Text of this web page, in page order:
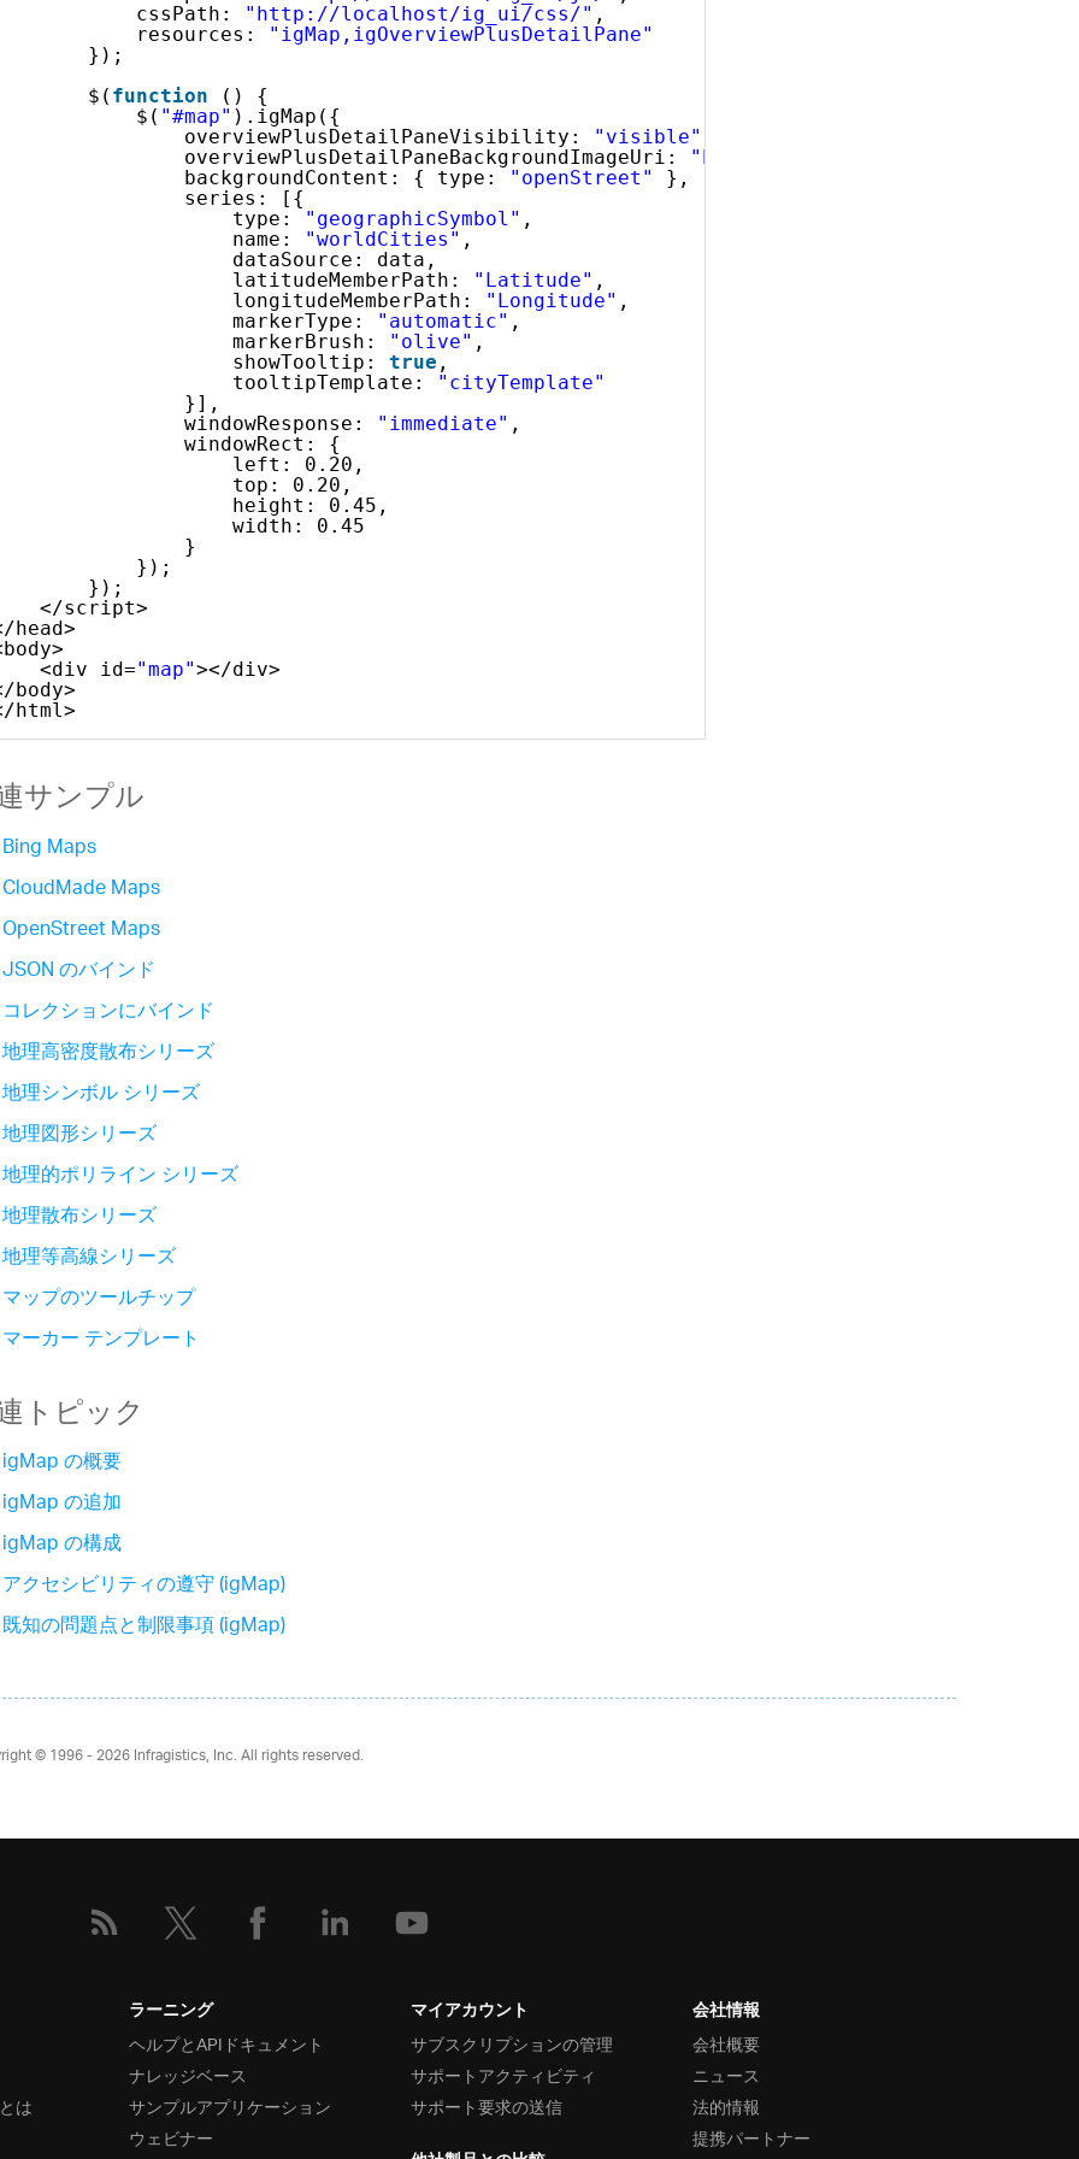
cssPath:
"http://localhost/ig_ui/css/" ,
resources:
"igMap,igOverviewPlusDetailPane"
});
$( function
() {
$( "#map" ).igMap({
overviewPlusDetailPaneVisibility:
"visible"
overviewPlusDetailPaneBackgroundImageUri:
"http://www.igniteui.com/images/
backgroundContent: { type:
"openStreet"
},
series: [{
type:
"geographicSymbol" ,
name:
"worldCities" ,
dataSource: data,
latitudeMemberPath:
"Latitude" ,
longitudeMemberPath:
"Longitude" ,
markerType:
"automatic" ,
markerBrush:
"olive" ,
showTooltip: true ,
tooltipTemplate:
"cityTemplate"
}],
windowResponse:
"immediate" ,
windowRect: {
left: 0.20,
top: 0.20,
height: 0.45,
width: 0.45
}
});
});
</script>
head>
<div id="map"></div>
body>
html>
サンプル
Bing Maps
CloudMade Maps
OpenStreet Maps
JSON のバインド
コレクションにバインド
地理高密度散布シリーズ
地理シンボル シリーズ
地理図形シリーズ
地理的ポリライン シリーズ
地理散布シリーズ
地理等高線シリーズ
マップのツールチップ
マーカー テンプレート
トピック
igMap の概要
igMap の追加
igMap の構成
アクセシビリティの遵守 (igMap)
既知の問題点と制限事項 (igMap)
© 1996 - 2026Infragistics, Inc. All rights reserved.
は
ラーニング
ヘルプとAPIドキュメント
ナレッジベース
サンプルアプリケーション
ウェビナー
マイアカウント
サブスクリプションの管理
サポートアクティビティ
サポート要求の送信
会社情報
会社概要
ニュース
法的情報
提携パートナー